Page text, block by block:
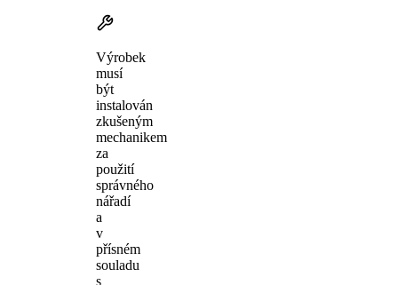
Výrobek
musí
být
instalován
zkušeným
mechanikem
za
použití
správného
nářadí
a
v
přísném
souladu
s